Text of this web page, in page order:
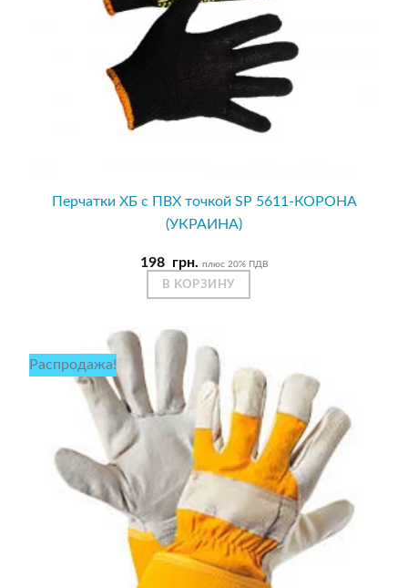
Перчатки ХБ с ПВХ точкой SP 5611-КОРОНА
(УКРАИНА)
198 грн. плюс 20% ПДВ
В КОРЗИНУ
Распродажа!